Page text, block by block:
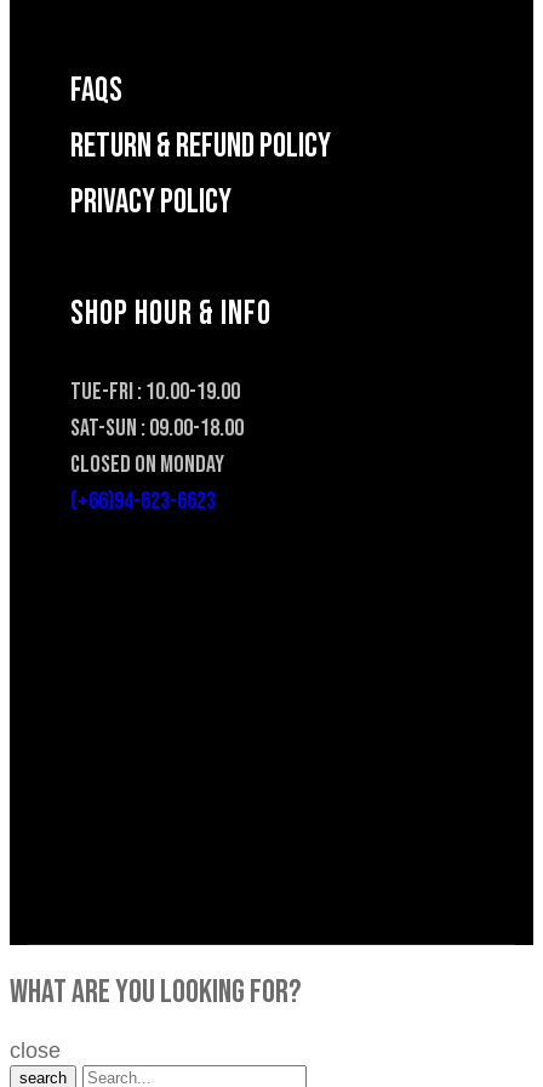
FAQS
RETURN & REFUND POLICY
Privacy Policy
SHOP HOUR & INFO
TUE-FRI : 10.00-19.00
SAT-SUN : 09.00-18.00
CLOSED ON MONDAY
(+66)94-623-6623
what are you looking for?
close
search